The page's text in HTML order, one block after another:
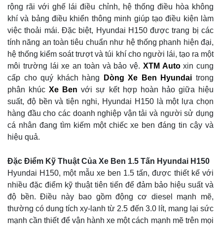
rộng rãi với ghế lái điều chỉnh, hệ thống điều hòa không
khí và bảng điều khiển thông minh giúp tạo điều kiện làm
việc thoải mái. Đặc biệt, Hyundai H150 được trang bị các
tính năng an toàn tiêu chuẩn như hệ thống phanh hiện đại,
hệ thống kiểm soát trượt và túi khí cho người lái, tạo ra một
môi trường lái xe an toàn và bảo vệ. XTM Autoxin cung
cấp cho quý khách hàng
Dòng Xe Ben Hyundai trong
phân khúcXe Ben với sự kết hợp hoàn hảo giữa hiệu
suất, độ bền và tiện nghi, Hyundai H150 là một lựa chọn
hàng đầu cho các doanh nghiệp vận tải và người sử dụng
cá nhân đang tìm kiếm một chiếc xe ben đáng tin cậy và
hiệu quả.
Đặc Điểm Kỹ Thuật Của Xe Ben 1.5 Tấn Hyundai H150
Hyundai H150, một mẫu xe ben 1.5 tấn, được thiết kế với
nhiều đặc điểm kỹ thuật tiên tiến để đảm bảo hiệu suất và
độ bền. Điều này bao gồm động cơ diesel mạnh mẽ,
thường có dung tích xy-lanh từ 2.5 đến 3.0 lít, mang lại sức
mạnh cần thiết để vận hành xe một cách mạnh mẽ trên mọi